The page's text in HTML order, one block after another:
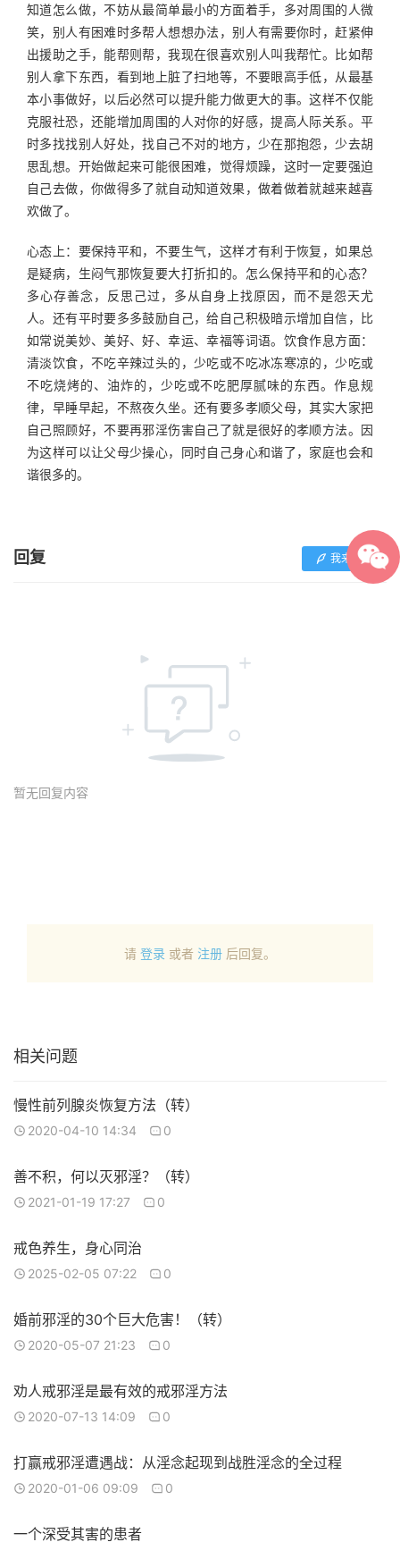
知道怎么做，不妨从最简单最小的方面着手，多对周围的人微
笑，别人有困难时多帮人想想办法，别人有需要你时，赶紧伸
出援助之手，能帮则帮，我现在很喜欢别人叫我帮忙。比如帮
别人拿下东西，看到地上脏了扫地等，不要眼高手低，从最基
本小事做好，以后必然可以提升能力做更大的事。这样不仅能
克服社恐，还能增加周围的人对你的好感，提高人际关系。平
时多找找别人好处，找自己不对的地方，少在那抱怨，少去胡
思乱想。开始做起来可能很困难，觉得烦躁，这时一定要强迫
自己去做，你做得多了就自动知道效果，做着做着就越来越喜
欢做了。
心态上：要保持平和，不要生气，这样才有利于恢复，如果总
是疑病，生闷气那恢复要大打折扣的。怎么保持平和的心态？
多心存善念，反思己过，多从自身上找原因，而不是怨天尤
人。还有平时要多多鼓励自己，给自己积极暗示增加自信，比
如常说美妙、美好、好、幸运、幸福等词语。饮食作息方面：
清淡饮食，不吃辛辣过头的，少吃或不吃冰冻寒凉的，少吃或
不吃烧烤的、油炸的，少吃或不吃肥厚腻味的东西。作息规
律，早睡早起，不熬夜久坐。还有要多孝顺父母，其实大家把
自己照顾好，不要再邪淫伤害自己了就是很好的孝顺方法。因
为这样可以让父母少操心，同时自己身心和谐了，家庭也会和
谐很多的。
回复 我来回复
暂无回复内容
请 登录 或者 注册 后回复。
相关问题
慢性前列腺炎恢复方法（转）
2020-04-10 14:34 0
善不积，何以灭邪淫？（转）
2021-01-19 17:27 0
戒色养生，身心同治
2025-02-05 07:22 0
婚前邪淫的30个巨大危害！（转）
2020-05-07 21:23 0
劝人戒邪淫是最有效的戒邪淫方法
2020-07-13 14:09 0
打赢戒邪淫遭遇战：从淫念起现到战胜淫念的全过程
2020-01-06 09:09 0
一个深受其害的患者